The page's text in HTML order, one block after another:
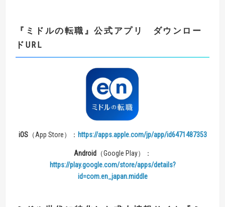
『 ミドルの転職 』公式アプリ ダウンロー
ド URL
iOS（App Store）： https://apps.apple.com/jp/app/id6471487353
Android （Google Play）：
https://play.google.com/store/apps/details?
id=com.en_japan.middle